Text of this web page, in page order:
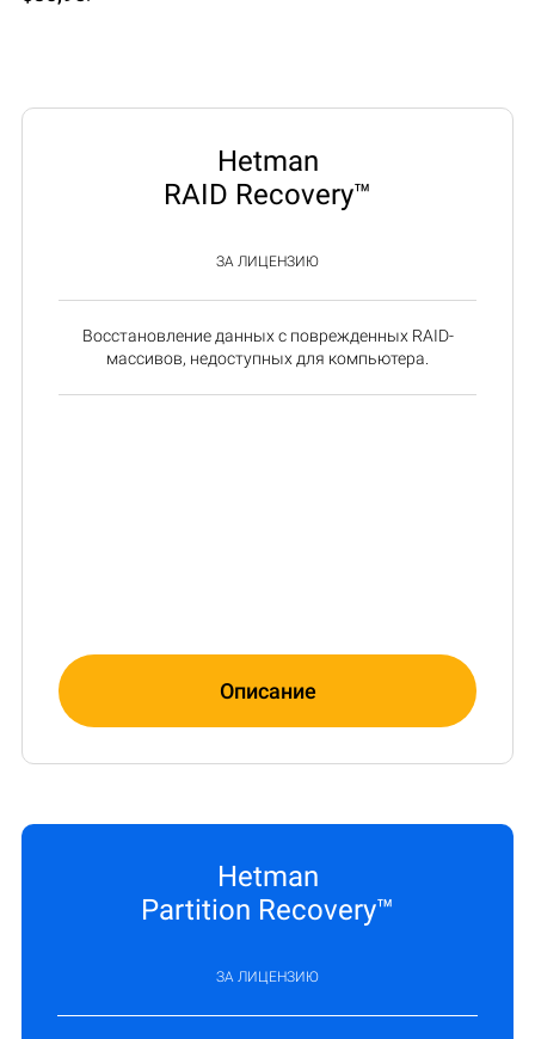
Hetman
RAID Recovery™
ЗА ЛИЦЕНЗИЮ
Восстановление данных с поврежденных RAID-
массивов, недоступных для компьютера.
Описание
Hetman
Partition Recovery™
ЗА ЛИЦЕНЗИЮ